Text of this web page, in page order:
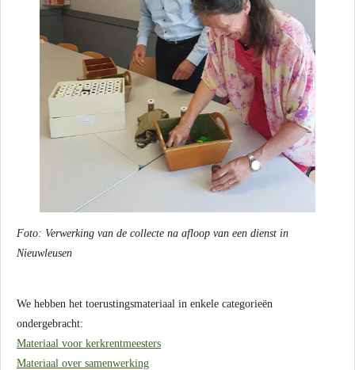
Foto: Verwerking van de collecte na afloop van een dienst in
Nieuwleusen
We hebben het toerustingsmateriaal in enkele categorieën
ondergebracht:
Materiaal voor kerkrentmeesters
Materiaal over samenwerking